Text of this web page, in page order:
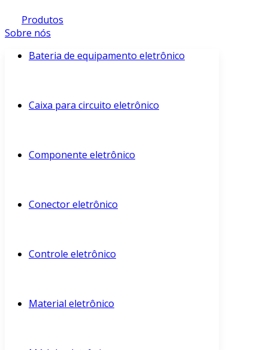
Produtos
Sobre nós
Bateria de equipamento eletrônico
Caixa para circuito eletrônico
Componente eletrônico
Conector eletrônico
Controle eletrônico
Material eletrônico